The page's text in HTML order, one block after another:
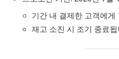
기간 내 결제한 고객에게
재고 소진 시 조기 종료됩